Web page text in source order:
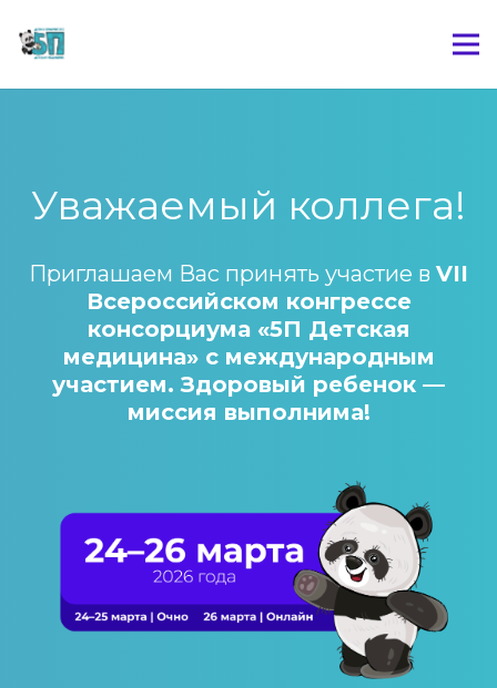
Уважаемый коллега!
Приглашаем Вас принять участие в VII
Всероссийском конгрессе
консорциума «5П Детская
медицина» с международным
участием. Здоровый ребенок —
миссия выполнима!